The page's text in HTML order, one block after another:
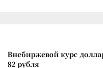
Внебиржевой курс
82 рубля